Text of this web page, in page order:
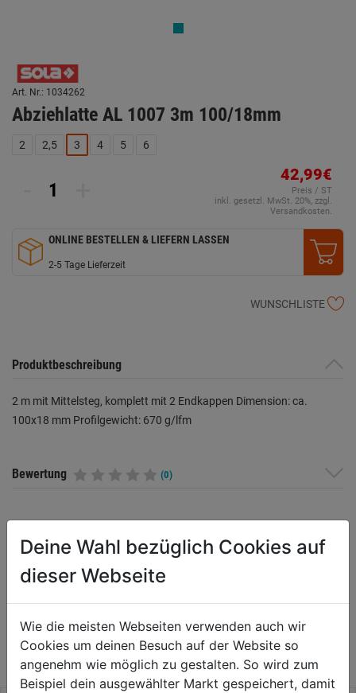
Art. Nr.: 1034262
Abziehlatte AL 1007 3m 100/18mm
2 2,5 3 4 5 6
42,99€
Preis / ST
inkl. gesetzl. MwSt. 20%, zzgl.
Versandkosten.
ONLINE BESTELLEN & LIEFERN LASSEN
2-5 Tage Lieferzeit
WUNSCHLISTE
Produktbeschreibung
2 m mit Mittelsteg, komplett mit 2 Endkappen Dimension: ca.
100x18 mm Profilgewicht: 670 g/lfm
Bewertung (0)
WEITERE PRODUKTE AUS DIESER
KATEGORIE
Deine Wahl bezüglich Cookies auf
dieser Webseite
Wie die meisten Webseiten verwenden auch wir
Cookies um deinen Besuch auf der Website so
angenehm wie möglich zu gestalten. So wird zum
Beispiel dein ausgewählter Markt gespeichert, damit